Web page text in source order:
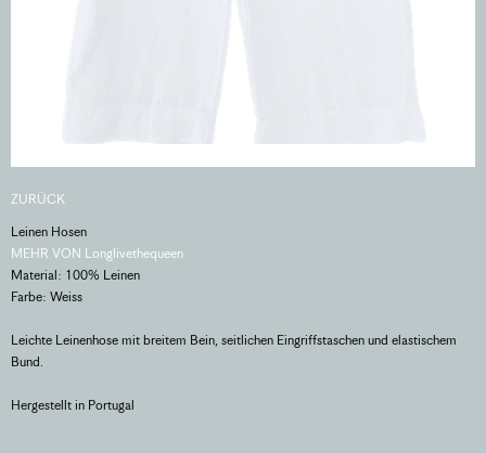
ZURÜCK
Leinen Hosen
MEHR VON Longlivethequeen
Material: 100% Leinen
Farbe: Weiss
Leichte Leinenhose mit breitem Bein, seitlichen Eingriffstaschen und elastischem
Bund.
Hergestellt in Portugal